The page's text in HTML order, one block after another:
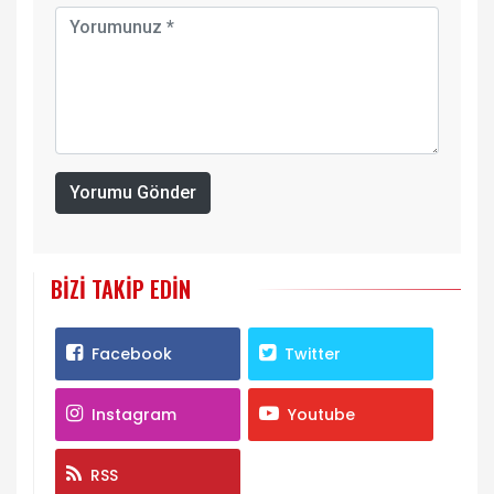
Yorumu Gönder
BIZI TAKIP EDIN
Facebook Twitter
Instagram Youtube
RSS